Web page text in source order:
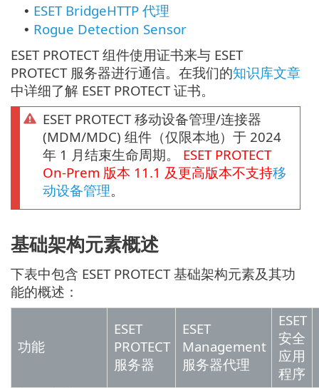
• ESET BridgeHTTP 代理
• Rogue Detection Sensor
ESET PROTECT 组件使用证书来与 ESET
PROTECT 服务器进行通信。在我们的知识库文章
中详细了解 ESET PROTECT 证书。
ESET PROTECT 移动设备管理/连接器
(MDM/MDC) 组件（仅限本地）于 2024
年 1 月结束生命周期。 ESET PROTECT
On-Prem 版本 11.1 及更高版本不支持移
动设备管理。
基础架构元素概述
下表中包含 ESET PROTECT 基础架构元素及其功
能的概述：
功能
ESET
PROTECT
服务器
ESET
Management
服务器代理
ESET
安全
应用
程序